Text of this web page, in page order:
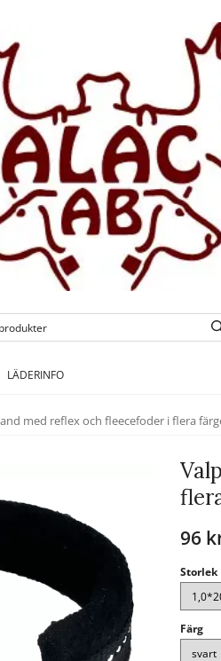
LÄDERINFO
med reflex och fleecefoder i flera
96
Storlek
Färg